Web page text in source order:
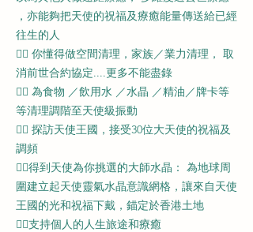
，亦能夠把天使的祝福及療癒能量傳送給已經
往生的人
👉🏼 你懂得做空間清理，家族／業力清理， 取
消前世合約協定....更多不能盡錄
👉🏻 為食物 ／飲用水 ／水晶 ／精油／牌卡等
等清理調階至天使級振動
👉🏻 探訪天使王國，接受30位大天使的祝福及
調頻
👉🏻得到天使為你挑選的大師水晶： 為地球周
圍建立起天使靈氣水晶意識網格，讓來自天使
王國的光和祝福下戴，錨定於香港土地
👉🏻支持個人的人生旅途和療癒